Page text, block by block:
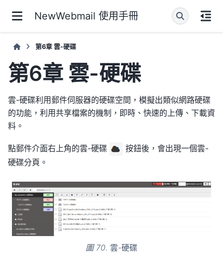
NewWebmail 使用手冊
第6章 雲-硬碟
第6章 雲-硬碟
雲-硬碟利用郵件伺服器的硬碟空間，模擬出類似網路硬碟
的功能，利用共享檔案的機制，即時、快速的上傳、下載資
料。
點郵件介面右上角的雲-硬碟
按鈕後，會出現一個雲-
硬碟分頁。
圖 70. 雲-硬碟